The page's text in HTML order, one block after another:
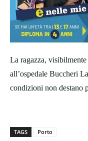
La ragazza, visibilmente
all’ospedale Buccheri
condizioni non destano
TAGS Porto